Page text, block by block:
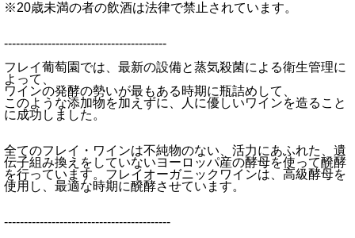
※20歳未満の者の飲酒は法律で禁止されています。
-----------------------------------------
フレイ葡萄園では、最新の設備と蒸気殺菌による衛生管理に
よって、
ワインの発酵の勢いが最もある時期に瓶詰めして、
このような添加物を加えずに、人に優しいワインを造ること
に成功しました。
全てのフレイ・ワインは不純物のない、活力にあふれた、遺
伝子組み換えをしていないヨーロッパ産の酵母を使って醗酵
を行っています。フレイオーガニックワインは、高級酵母を
使用し、最適な時期に醗酵させています。
------------------------------------------